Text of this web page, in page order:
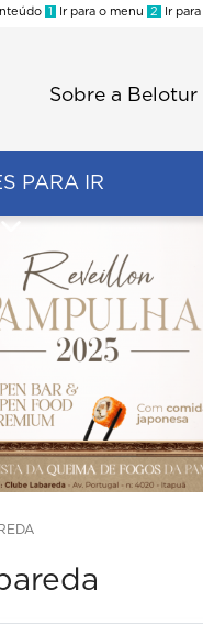
1 Ir para o menu 2 Ir
Sobre a Belotur
PARA IR